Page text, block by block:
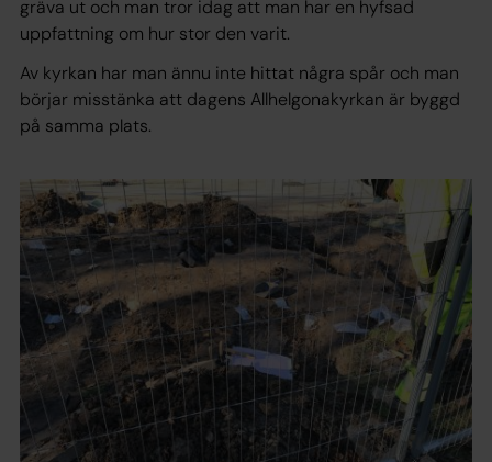
gräva ut och man tror idag att man har en hyfsad
uppfattning om hur stor den varit.
Av kyrkan har man ännu inte hittat några spår och man
börjar misstänka att dagens Allhelgonakyrkan är byggd
på samma plats.